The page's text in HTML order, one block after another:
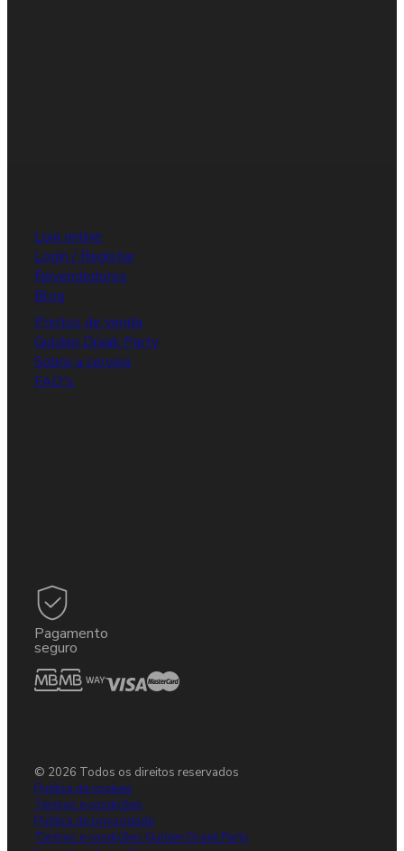
Loja online
Login / Registar
Revendedores
Blog
Pontos de venda
Gulden Draak Party
Sobre a cerveja
FAQ's
Pagamento
seguro
© 2026 Todos os direitos reservados
Política de cookies
Termos e condições
Política de privacidade
Termos e condições Gulden Draak Party